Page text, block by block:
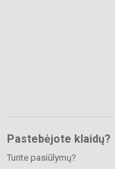
Pastebėjote klaidų?
Turite pasiūlymų?